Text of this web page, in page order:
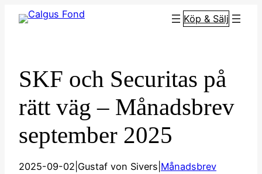
Hoppa
Köp & Sälj
SKF och Securitas på
rätt väg – Månadsbrev
september 2025
2025-09-02 Gustaf von Sivers Månadsbrev